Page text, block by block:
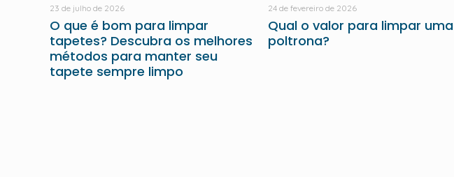
23 de julho de 2026
O que é bom para limpar
tapetes? Descubra os melhores
métodos para manter seu
tapete sempre limpo
24 de fevereiro de 2026
Qual o valor para limpar uma
poltrona?